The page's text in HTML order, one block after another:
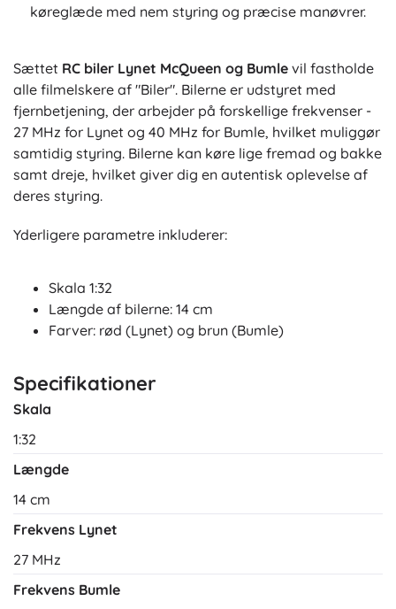
køreglæde med nem styring og præcise manøvrer.
Sættet RC biler Lynet McQueen og Bumle vil fastholde
alle filmelskere af "Biler". Bilerne er udstyret med
fjernbetjening, der arbejder på forskellige frekvenser -
27 MHz for Lynet og 40 MHz for Bumle, hvilket muliggør
samtidig styring. Bilerne kan køre lige fremad og bakke
samt dreje, hvilket giver dig en autentisk oplevelse af
deres styring.
Yderligere parametre inkluderer:
Skala 1:32
Længde af bilerne: 14 cm
Farver: rød (Lynet) og brun (Bumle)
Specifikationer
Skala
1:32
Længde
14 cm
Frekvens Lynet
27 MHz
Frekvens Bumle